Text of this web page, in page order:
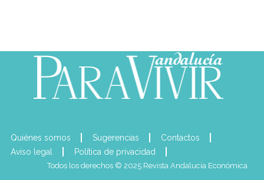
Quiénes somos Sugerencias
Contactos
Aviso legal
Política de privacidad
Todos los derechos © 2025 Revista Andalucía Económica